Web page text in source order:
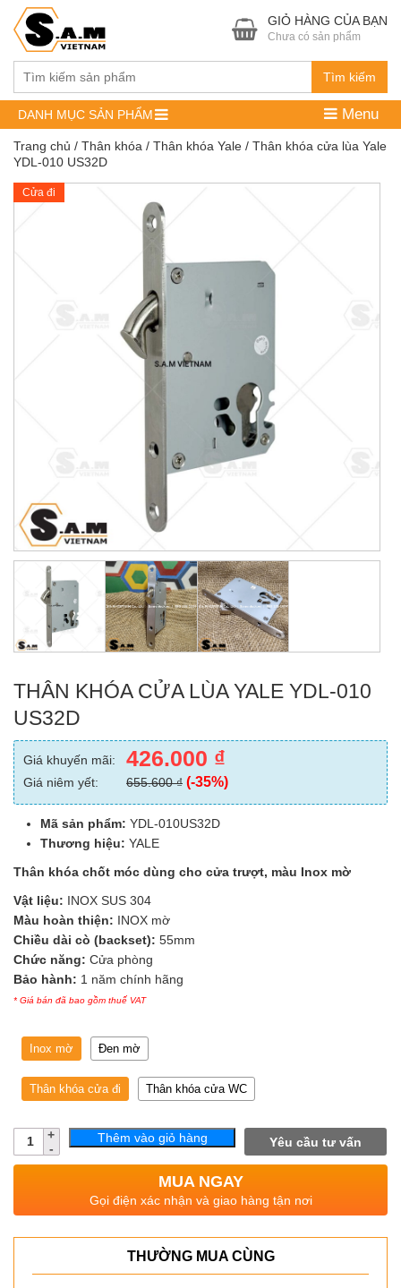
Tìm kiếm
GIỎ HÀNG CỦA BẠN
Chưa có sản phẩm
DANH MỤC SẢN PHẨM Menu
Trang chủ / Thân khóa / Thân khóa Yale / Thân khóa cửa lùa Yale
YDL-010 US32D
Cửa đi
THÂN KHÓA CỬA LÙA YALE YDL-010
US32D
Giá khuyến mãi: 426.000 ₫
Giá niêm yết: 655.600₫ (-35%)
Mã sản phẩm: YDL-010US32D
Thương hiệu: YALE
Thân khóa chốt móc dùng cho cửa trượt, màu Inox mờ
Vật liệu: INOX SUS 304
Màu hoàn thiện: INOX mờ
Chiều dài cò (backset): 55mm
Chức năng: Cửa phòng
Bảo hành: 1 năm chính hãng
* Giá bán đã bao gồm thuế VAT
Inox mờ Đen mờ
Thân khóa cửa đi Thân khóa cửa WC
Số
lượng
Thêm vào giỏ hàng Yêu cầu tư vấn
MUA NGAY
Gọi điện xác nhận và giao hàng tận nơi
THƯỜNG MUA CÙNG